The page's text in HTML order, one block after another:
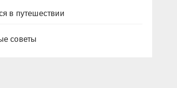
в путешествии
советы